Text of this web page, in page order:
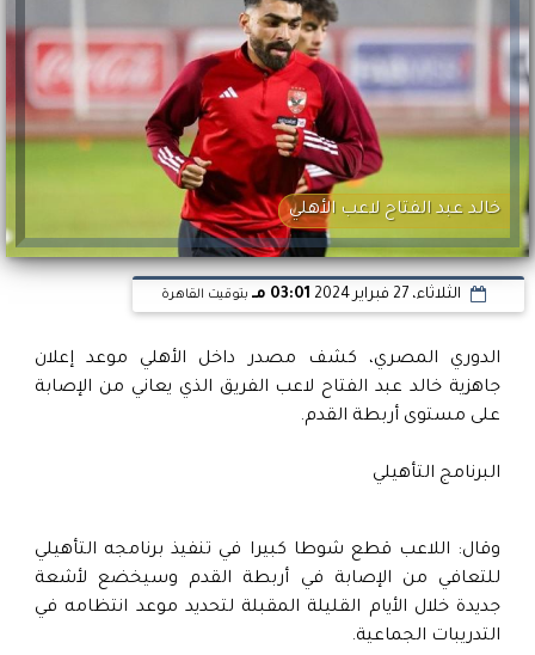
خالد عبد الفتاح لاعب الأهلي
الثلاثاء، 27 فبراير 2024 03:01 مـ بتوقيت القاهرة
الدوري المصري، كشف مصدر داخل الأهلي موعد إعلان
جاهزية خالد عبد الفتاح لاعب الفريق الذي يعاني من الإصابة
على مستوى أربطة القدم.
البرنامج التأهيلي
وقال: اللاعب قطع شوطا كبيرا في تنفيذ برنامجه التأهيلي
للتعافي من الإصابة في أربطة القدم وسيخضع لأشعة
جديدة خلال الأيام القليلة المقبلة لتحديد موعد انتظامه في
التدريبات الجماعية.